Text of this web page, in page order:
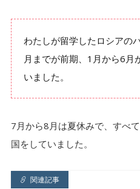
2-11.
20:00 夕飯
2-12.
20:00〜23:00 自由時間
23:00 就寝
3.
3-1.
質問①：授業内容は現
わたしが留学したロシアの
月までが前期、1月から6月
いました。
7月から8月は夏休みで、すべ
国をしていました。
関連記事